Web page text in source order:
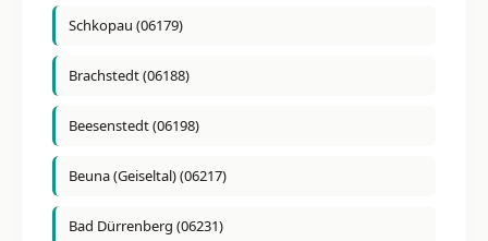
Schkopau (06179)
Brachstedt (06188)
Beesenstedt (06198)
Beuna (Geiseltal) (06217)
Bad Dürrenberg (06231)